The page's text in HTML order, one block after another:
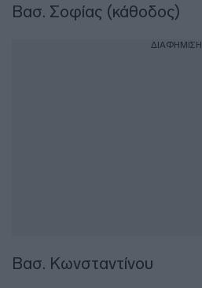
Βασ. Σοφίας (κάθοδος)
ΔΙΑΦΗΜΙΣΗ
Βασ. Κωνσταντίνου